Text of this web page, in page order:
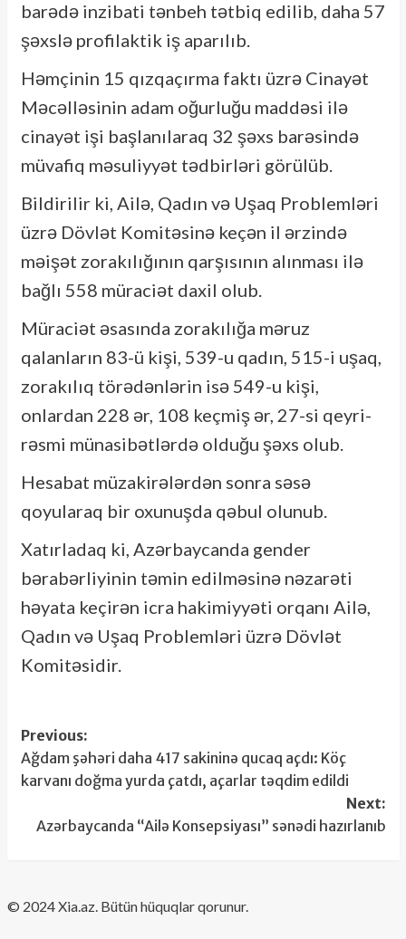
barədə inzibati tənbeh tətbiq edilib, daha 57
şəxslə profilaktik iş aparılıb.
Həmçinin 15 qızqaçırma faktı üzrə Cinayət
Məcəlləsinin adam oğurluğu maddəsi ilə
cinayət işi başlanılaraq 32 şəxs barəsində
müvafiq məsuliyyət tədbirləri görülüb.
Bildirilir ki, Ailə, Qadın və Uşaq Problemləri
üzrə Dövlət Komitəsinə keçən il ərzində
məişət zorakılığının qarşısının alınması ilə
bağlı 558 müraciət daxil olub.
Müraciət əsasında zorakılığa məruz
qalanların 83-ü kişi, 539-u qadın, 515-i uşaq,
zorakılıq törədənlərin isə 549-u kişi,
onlardan 228 ər, 108 keçmiş ər, 27-si qeyri-
rəsmi münasibətlərdə olduğu şəxs olub.
Hesabat müzakirələrdən sonra səsə
qoyularaq bir oxunuşda qəbul olunub.
Xatırladaq ki, Azərbaycanda gender
bərabərliyinin təmin edilməsinə nəzarəti
həyata keçirən icra hakimiyyəti orqanı Ailə,
Qadın və Uşaq Problemləri üzrə Dövlət
Komitəsidir.
Post
navigation
Previous:
Ağdam şəhəri daha 417 sakininə qucaq açdı: Köç
karvanı doğma yurda çatdı, açarlar təqdim edildi
Next:
Azərbaycanda “Ailə Konsepsiyası” sənədi hazırlanıb
​© 2024 Xia.az. Bütün hüquqlar qorunur.